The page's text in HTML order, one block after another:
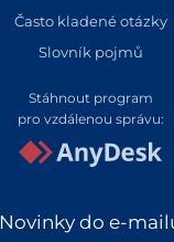
Často kladené otázky
Slovník pojmů
Stáhnout program
pro vzdálenou správu:
Novinky do e-